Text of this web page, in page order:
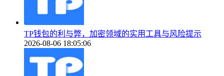
TP钱包的利与弊，加密领域的实用工具与风险提示
2026-08-06 18:05:06